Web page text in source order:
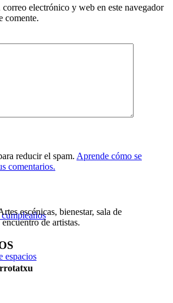
espacios
electrónico y web en este navegador
comente.
reducir el spam. Aprende cómo se
comentarios.
escénicas, bienestar, sala de
de artistas.